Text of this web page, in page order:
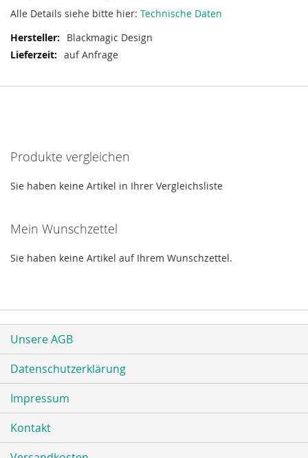
Alle Details siehe bitte hier: Technische Daten
Blackmagic Design
auf Anfrage
Produkte vergleichen
Sie haben keine Artikel in Ihrer Vergleichsliste
Mein Wunschzettel
Sie haben keine Artikel auf Ihrem Wunschzettel.
Unsere AGB
Datenschutzerklärung
Impressum
Kontakt